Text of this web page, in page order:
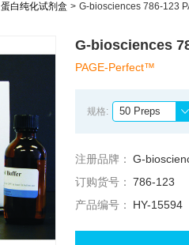
蛋白纯化试剂盒 G-biosciences 786-123
G-biosciences
PAGE-Perfect™
规格: 50 Preps
注册品牌： G-
订购货号： 786-123
产品编号：
HY-15594